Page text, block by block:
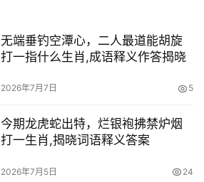
无端垂钓空潭心，二人最道能胡旋
打一指什么生肖,成语释义作答揭晓
2026年7月7日 5
今期龙虎蛇出特，烂银袍拂禁炉烟
打一生肖,揭晓词语释义答案
2026年7月5日 24